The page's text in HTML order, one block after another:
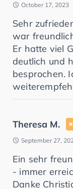
October 17, 2023
Sehr
war
Er hatte viel
deutlich und
besprochen.
Theresa M.
September 27,
Ein sehr
- immer
Danke